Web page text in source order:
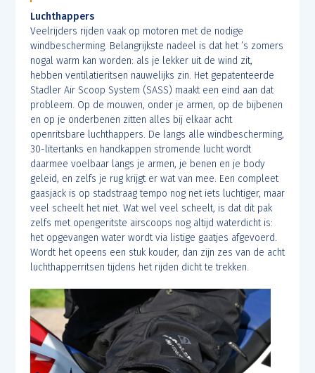
Luchthappers
Veelrijders rijden vaak op motoren met de nodige
windbescherming. Belangrijkste nadeel is dat het ’s zomers
nogal warm kan worden: als je lekker uit de wind zit,
hebben ventilatieritsen nauwelijks zin. Het gepatenteerde
Stadler Air Scoop System (SASS) maakt een eind aan dat
probleem. Op de mouwen, onder je armen, op de bijbenen
en op je onderbenen zitten alles bij elkaar acht
openritsbare luchthappers. De langs alle windbescherming,
30-litertanks en handkappen stromende lucht wordt
daarmee voelbaar langs je armen, je benen en je body
geleid, en zelfs je rug krijgt er wat van mee. Een compleet
gaasjack is op stadstraag tempo nog net iets luchtiger, maar
veel scheelt het niet. Wat wel veel scheelt, is dat dit pak
zelfs met opengeritste airscoops nog altijd waterdicht is:
het opgevangen water wordt via listige gaatjes afgevoerd.
Wordt het opeens een stuk kouder, dan zijn zes van de acht
luchthapperritsen tijdens het rijden dicht te trekken.